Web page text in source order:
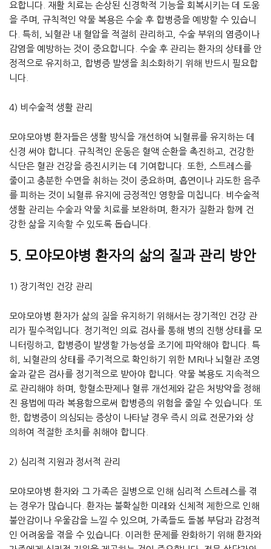
요합니다. 재활 치료는 손상된 신경학적 기능을 회복시키는 데 도움
을 주며, 규칙적인 약물 복용은 수술 후 합병증을 예방할 수 있습니
다. 특히, 뇌혈관 내 혈압을 적절히 관리하고, 수술 부위의 염증이나
감염을 예방하는 것이 중요합니다. 수술 후 관리는 환자의 상태를 안
정적으로 유지하고, 합병증 발생을 최소화하기 위해 반드시 필요합
니다.
4) 비수술적 생활 관리
모야모야병 환자들은 생활 방식을 개선하여 뇌혈류를 유지하는 데
신경 써야 합니다. 규칙적인 운동은 혈액 순환을 촉진하고, 건강한
식단은 혈관 건강을 증진시키는 데 기여합니다. 또한, 스트레스를
줄이고 충분한 수면을 취하는 것이 중요하며, 흡연이나 과도한 음주
를 피하는 것이 뇌혈류 유지에 긍정적인 영향을 미칩니다. 비수술적
생활 관리는 수술과 약물 치료를 보완하며, 환자가 질환과 함께 건
강한 삶을 지속할 수 있도록 돕습니다.
5. 모야모야병 환자의 삶의 질과 관리 방안
1) 장기적인 건강 관리
모야모야병 환자가 삶의 질을 유지하기 위해서는 장기적인 건강 관
리가 필수적입니다. 정기적인 의료 검사를 통해 병의 진행 상태를 모
니터링하고, 합병증이 발생할 가능성을 조기에 파악해야 합니다. 특
히, 뇌혈관의 상태를 주기적으로 확인하기 위한 MRI나 뇌혈관 조영
술과 같은 검사를 정기적으로 받아야 합니다. 약물 복용도 지속적으
로 관리해야 하며, 항혈소판제나 혈류 개선제와 같은 처방약을 정해
진 용법에 따라 복용함으로써 합병증의 위험을 줄일 수 있습니다. 또
한, 합병증이 의심되는 증상이 나타날 경우 즉시 의료 전문가와 상
의하여 적절한 조치를 취해야 합니다.
2) 심리적 지원과 정서적 관리
모야모야병 환자와 그 가족은 질병으로 인해 심리적 스트레스를 겪
는 경우가 많습니다. 환자는 불확실한 미래와 신체적 제한으로 인해
불안감이나 우울감을 느낄 수 있으며, 가족들도 돌봄 부담과 감정적
인 어려움을 겪을 수 있습니다. 이러한 문제를 완화하기 위해 환자와